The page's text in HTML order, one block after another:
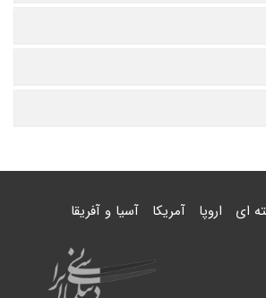
ای اروپا آمریکا آسیا و آفریقا